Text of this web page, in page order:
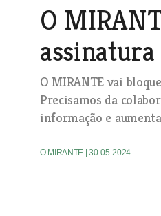
O
O MIRANTE vai
Precisamos da
informação e
O MIRANTE | 30-05-2024